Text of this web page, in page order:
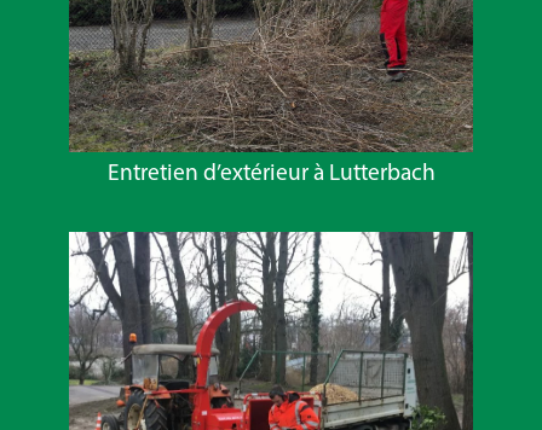
Entretien d’extérieur à Lutterbach